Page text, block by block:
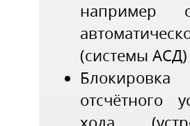
например
(системы АСД)
отсчётного